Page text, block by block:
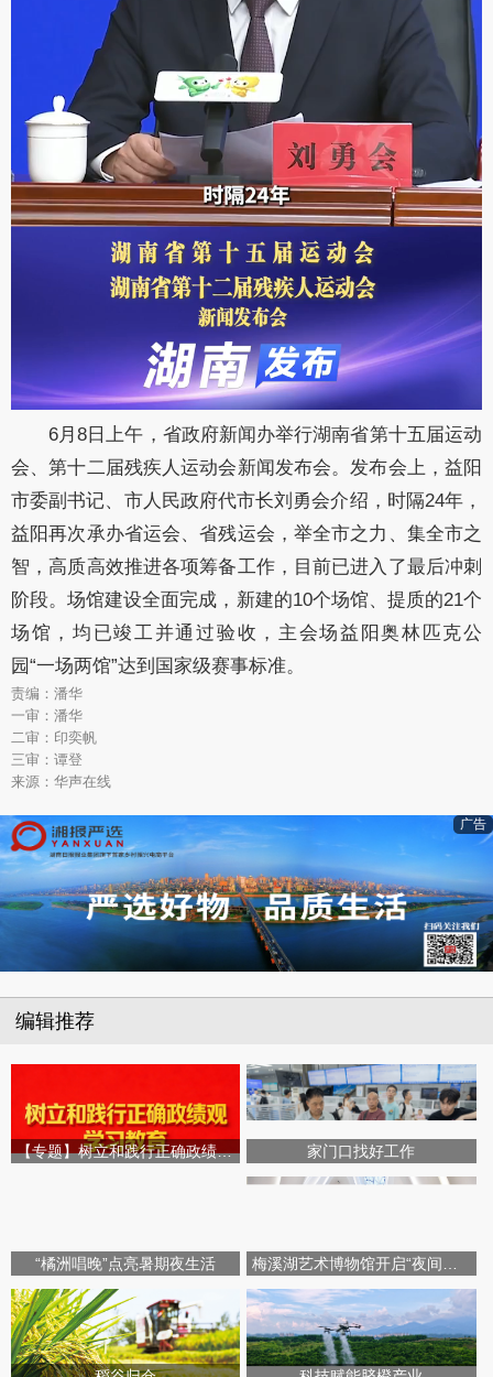
6月8日上午，省政府新闻办举行湖南省第十五届运动
会、第十二届残疾人运动会新闻发布会。发布会上，益阳
市委副书记、市人民政府代市长刘勇会介绍，时隔24年，
益阳再次承办省运会、省残运会，举全市之力、集全市之
智，高质高效推进各项筹备工作，目前已进入了最后冲刺
阶段。场馆建设全面完成，新建的10个场馆、提质的21个
场馆，均已竣工并通过验收，主会场益阳奥林匹克公
园“一场两馆”达到国家级赛事标准。
责编：潘华
一审：潘华
二审：印奕帆
三审：谭登
来源：华声在线
广告
编辑推荐
【专题】树立和践行正确政绩观学习教育 家门口找好工作
“橘洲唱晚”点亮暑期夜生活